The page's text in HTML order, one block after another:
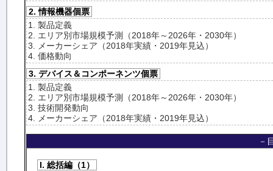
2. 情報機器個票
1. 製品定義
2. エリア別市場規模予測（2018年～2026年・2030年）
3. メーカーシェア（2018年実績・2019年見込）
4. 価格動向
3. デバイス＆コンポーネンツ個票
1. 製品定義
2. エリア別市場規模予測（2018年～2026年・2030年）
3. 技術開発動向
4. メーカーシェア（2018年実績・2019年見込）
－
I. 総括編（1）